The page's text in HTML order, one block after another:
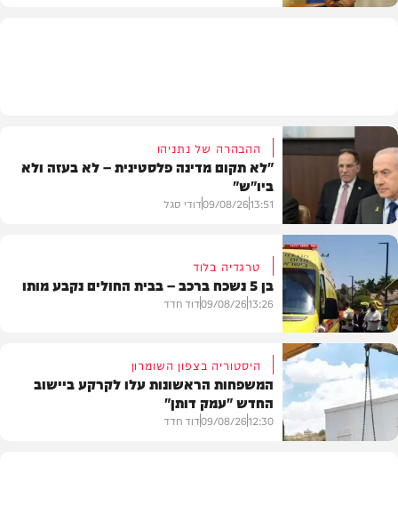
חדשות
ההבהרה של נתניהו
"לא תקום מדינה פלסטינית – לא בעזה ולא
ביו"ש"
13:51
09/08/26דודי סגל
חדשות
טרגדיה בלוד
בן 5 נשכח ברכב – בבית החולים נקבע מותו
13:26
09/08/26דוד חדד
היסטוריה בצפון השומרון
המשפחות הראשונות עלו לקרקע ביישוב
החדש "עמק דותן"
12:30
09/08/26דוד חדד